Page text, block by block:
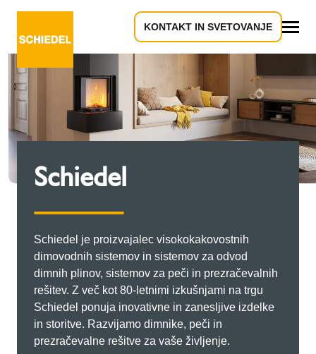
KONTAKT IN SVETOVANJE
Schiedel
Schiedel je proizvajalec visokokakovostnih
dimovodnih sistemov in sistemov za odvod
dimnih plinov, sistemov za peči in prezračevalnih
rešitev. Z več kot 80-letnimi izkušnjami na trgu
Schiedel ponuja inovativne in zanesljive izdelke
in storitve. Razvijamo dimnike, peči in
prezračevalne rešitve za vaše življenje.